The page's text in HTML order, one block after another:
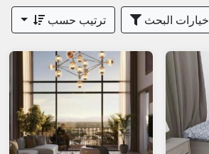
خيارات البحث ترتيب حسب